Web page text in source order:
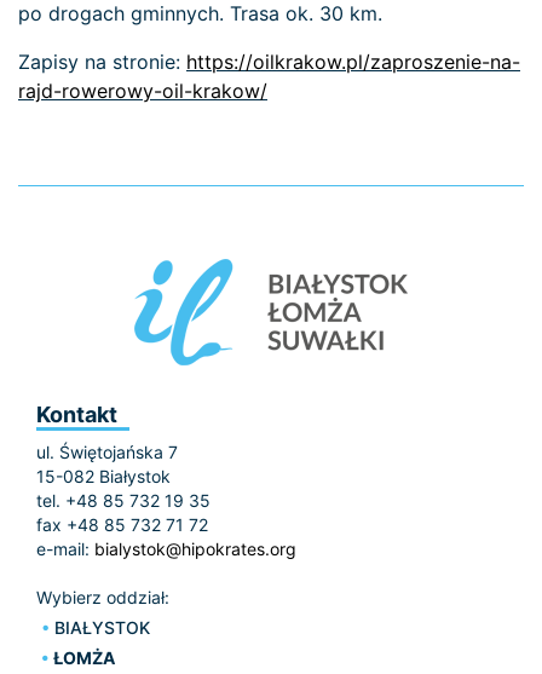
po drogach gminnych. Trasa ok. 30 km.
Zapisy na stronie: https://oilkrakow.pl/zaproszenie-na-
rajd-rowerowy-oil-krakow/
Kontakt
ul. Świętojańska 7
15-082 Białystok
tel. +48 85 732 19 35
fax +48 85 732 71 72
e-mail: bialystok@hipokrates.org
Wybierz oddział:
BIAŁYSTOK
ŁOMŻA